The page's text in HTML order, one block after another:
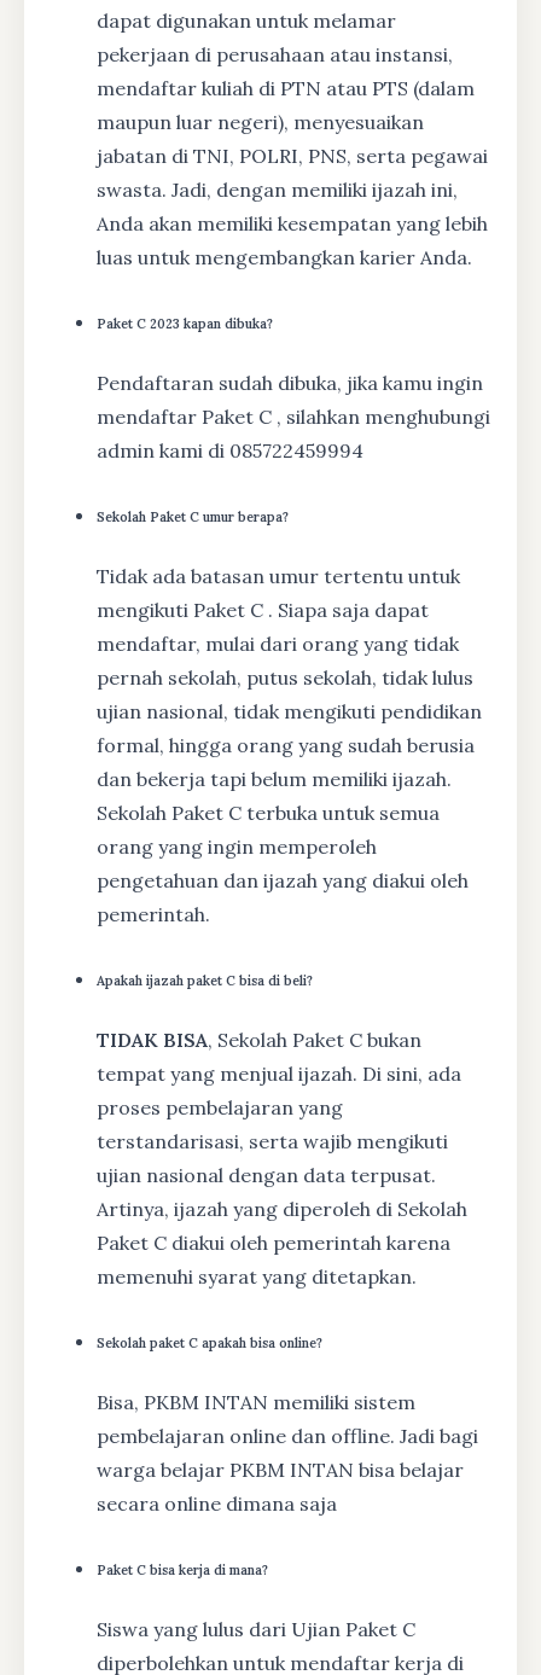
dapat digunakan untuk melamar
pekerjaan di perusahaan atau instansi,
mendaftar kuliah di PTN atau PTS (dalam
maupun luar negeri), menyesuaikan
jabatan di TNI, POLRI, PNS, serta pegawai
swasta. Jadi, dengan memiliki ijazah ini,
Anda akan memiliki kesempatan yang lebih
luas untuk mengembangkan karier Anda.
Paket C 2023 kapan dibuka?
Pendaftaran sudah dibuka, jika kamu ingin
mendaftar Paket C , silahkan menghubungi
admin kami di 085722459994
Sekolah Paket C umur berapa?
Tidak ada batasan umur tertentu untuk
mengikuti Paket C . Siapa saja dapat
mendaftar, mulai dari orang yang tidak
pernah sekolah, putus sekolah, tidak lulus
ujian nasional, tidak mengikuti pendidikan
formal, hingga orang yang sudah berusia
dan bekerja tapi belum memiliki ijazah.
Sekolah Paket C terbuka untuk semua
orang yang ingin memperoleh
pengetahuan dan ijazah yang diakui oleh
pemerintah.
Apakah ijazah paket C bisa di beli?
TIDAK BISA, Sekolah Paket C bukan
tempat yang menjual ijazah. Di sini, ada
proses pembelajaran yang
terstandarisasi, serta wajib mengikuti
ujian nasional dengan data terpusat.
Artinya, ijazah yang diperoleh di Sekolah
Paket C diakui oleh pemerintah karena
memenuhi syarat yang ditetapkan.
Sekolah paket C apakah bisa online?
Bisa, PKBM INTAN memiliki sistem
pembelajaran online dan offline. Jadi bagi
warga belajar PKBM INTAN bisa belajar
secara online dimana saja
Paket C bisa kerja di mana?
Siswa yang lulus dari Ujian Paket C
diperbolehkan untuk mendaftar kerja di